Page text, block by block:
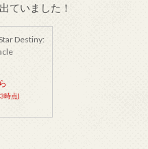
ていました！
Destiny:
時点)